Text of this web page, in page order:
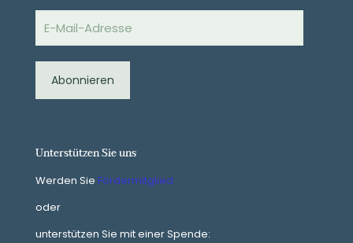
Mail-
Adresse
Abonnieren
Unterstützen Sie uns
Werden Sie Fördermitglied
oder
unterstützen Sie mit einer Spende: